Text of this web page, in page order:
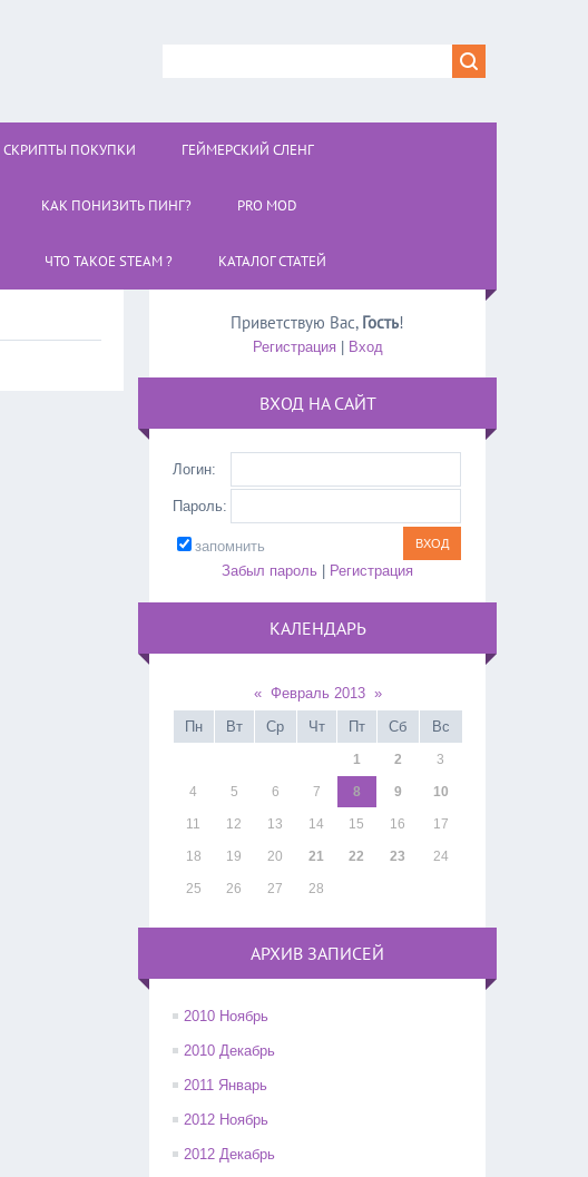
СКРИПТЫ ПОКУПКИ ГЕЙМЕРСКИЙ СЛЕНГ
КАК ПОНИЗИТЬ ПИНГ? PRO MOD
ЧТО ТАКОЕ STEAM ? КАТАЛОГ СТАТЕЙ
Приветствую Вас, Гость!
Регистрация| Вход
ВХОД НА САЙТ
Логин:
Пароль:
запомнить
Забыл пароль| Регистрация
КАЛЕНДАРЬ
« Февраль 2013 »
Пн
Вт Ср Чт Пт Сб Вс
1 2 3
4 5 6 7 8 9 10
11 12 13 14 15 16 17
18 19 20 21 22 23 24
25 26 27 28
АРХИВ ЗАПИСЕЙ
2010 Ноябрь
2010 Декабрь
2011 Январь
2012 Ноябрь
2012 Декабрь